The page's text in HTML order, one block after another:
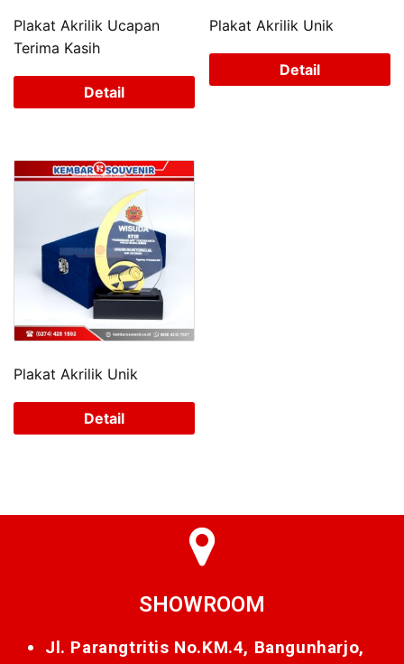
Plakat Akrilik Ucapan
Terima Kasih
Detail
Plakat Akrilik Unik
Detail
Plakat Akrilik Unik
Detail
SHOWROOM
Jl. Parangtritis No.KM.4, Bangunharjo,